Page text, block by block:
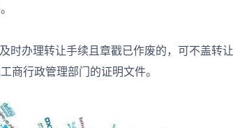
办理转让手续且章戳已作废的，可不盖转
商行政管理部门的证明文件。